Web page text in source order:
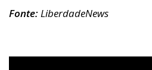
Fonte:LiberdadeNews